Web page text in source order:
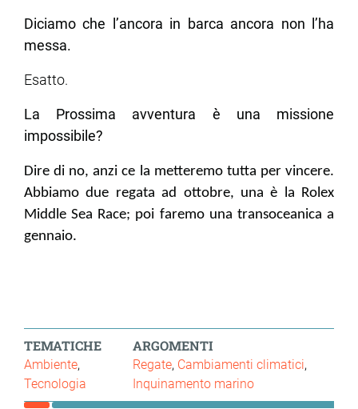
Diciamo che l’ancora in barca ancora non l’ha
messa.
Esatto.
La Prossima avventura è una missione
impossibile?
Dire di no, anzi ce la metteremo tutta per vincere.
Abbiamo due regata ad ottobre, una è la Rolex
Middle Sea Race; poi faremo una transoceanica a
gennaio.
TEMATICHE
Ambiente
Tecnologia
ARGOMENTI
Regate Cambiamenti climatici
Inquinamento marino